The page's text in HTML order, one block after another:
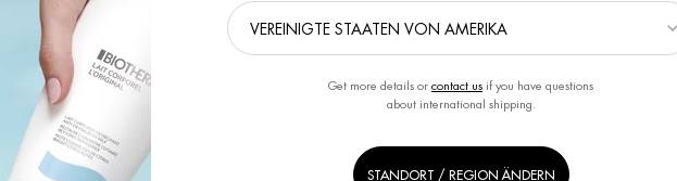
Get more details or contact us if you have questions
about international shipping.
STANDORT / REGION ÄNDERN